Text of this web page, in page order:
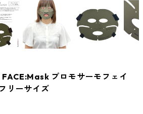
プロモサーモフェイ
リーサイズ